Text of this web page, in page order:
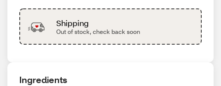
Shipping
Out of stock, check back soon
Ingredients